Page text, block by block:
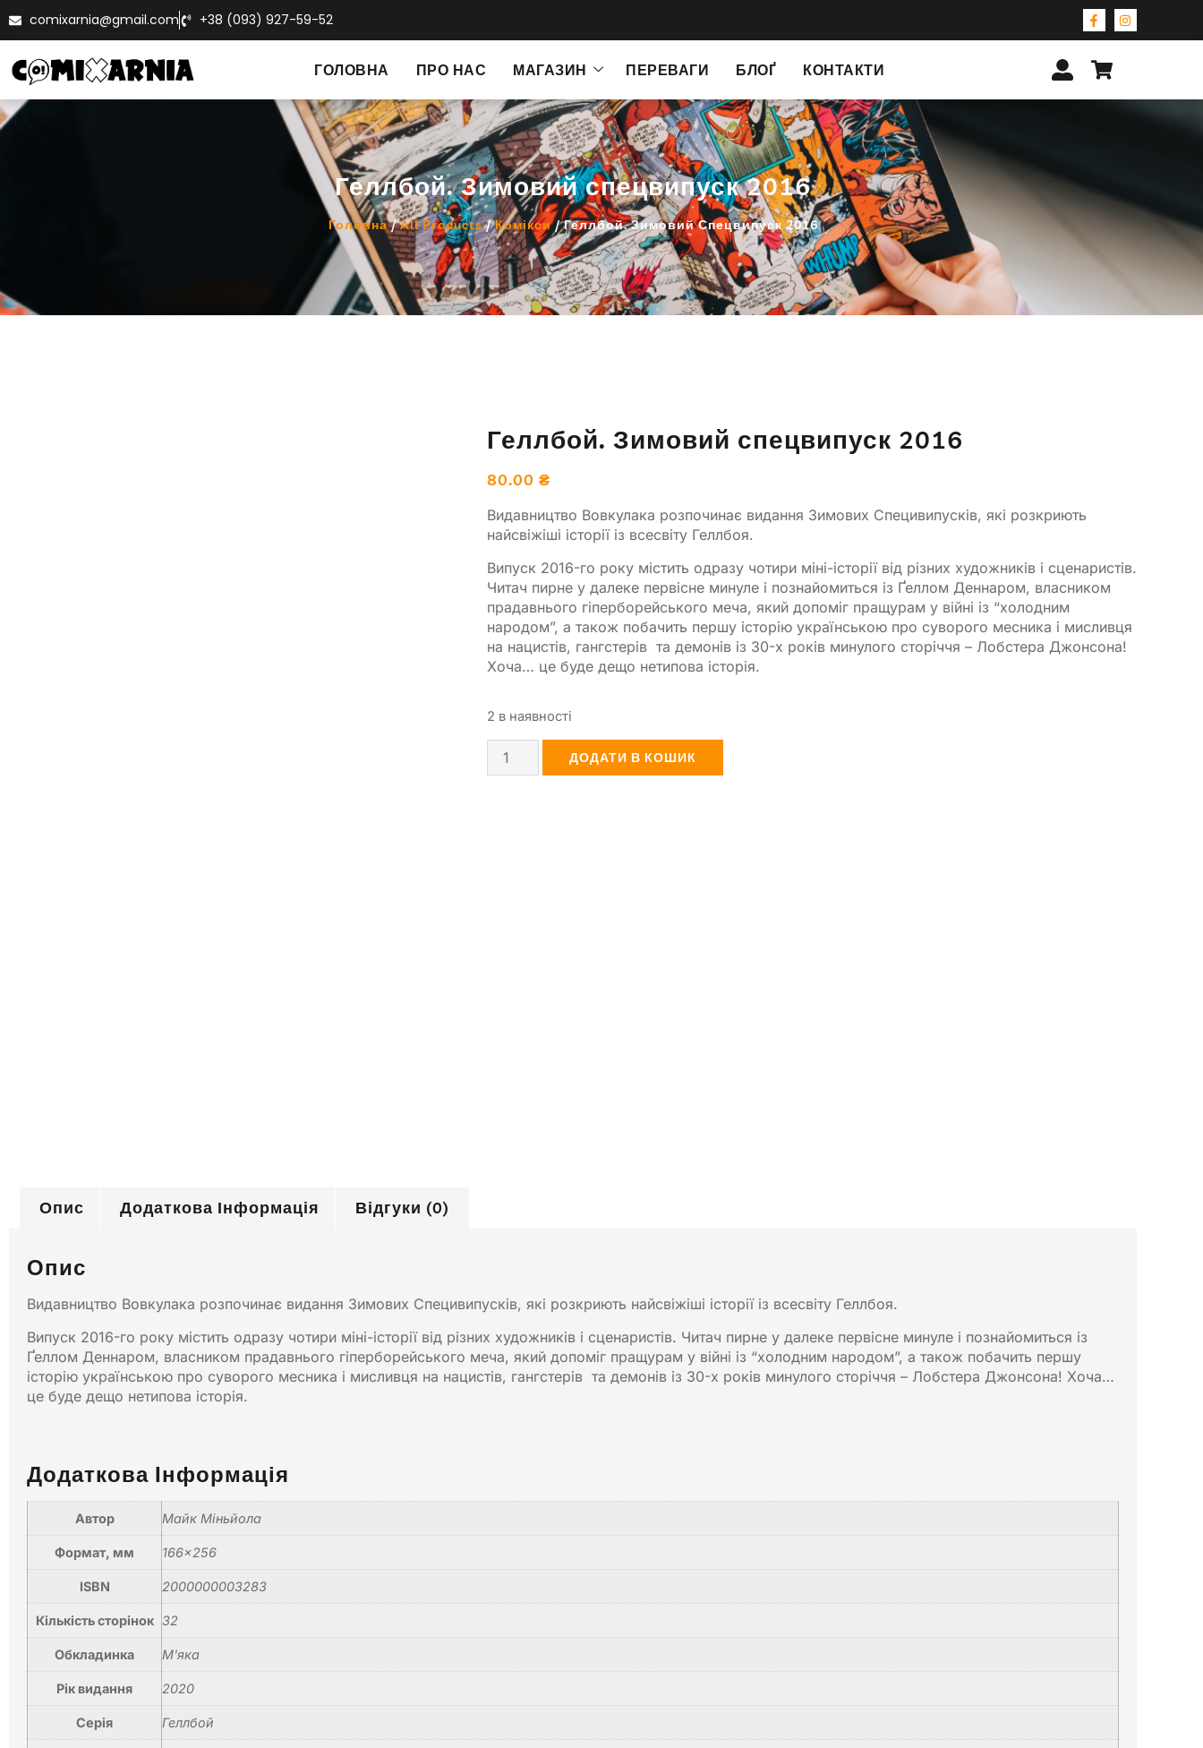
comixarnia@gmail.com +38 (093) 927-59-52
ГОЛОВНА ПРО НАС МАГАЗИН ПЕРЕВАГИ БЛОҐ КОНТАКТИ
Геллбой. Зимовий спецвипуск 2016
Головна/All Products/Комікси/ Геллбой. Зимовий Спецвипуск 2016
Геллбой. Зимовий спецвипуск 2016
80.00₴
Видавництво Вовкулака розпочинає видання Зимових Специвипусків, які розкриють
найсвіжіші історії із всесвіту Геллбоя.
Випуск 2016-го року містить одразу чотири міні-історії від різних художників і сценаристів.
Читач пирне у далеке первісне минуле і познайомиться із Ґеллом Деннаром, власником
прадавнього гіперборейського меча, який допоміг пращурам у війні із “холодним
народом”, а також побачить першу історію українською про суворого месника і мисливця
на нацистів, гангстерів та демонів із 30-х років минулого сторіччя – Лобстера Джонсона!
Хоча… це буде дещо нетипова історія.
2 в наявності
ДОДАТИ В КОШИК
Опис Додаткова Інформація Відгуки (0)
Опис
Видавництво Вовкулака розпочинає видання Зимових Специвипусків, які розкриють найсвіжіші історії із всесвіту Геллбоя.
Випуск 2016-го року містить одразу чотири міні-історії від різних художників і сценаристів. Читач пирне у далеке первісне минуле і познайомиться із
Ґеллом Деннаром, власником прадавнього гіперборейського меча, який допоміг пращурам у війні із “холодним народом”, а також побачить першу
історію українською про суворого месника і мисливця на нацистів, гангстерів та демонів із 30-х років минулого сторіччя – Лобстера Джонсона! Хоча…
це буде дещо нетипова історія.
Додаткова Інформація
Автор Майк Міньйола
Формат, мм 166×256
ISBN 2000000003283
Кількість сторінок 32
Обкладинка М'яка
Рік видання 2020
Серія Геллбой